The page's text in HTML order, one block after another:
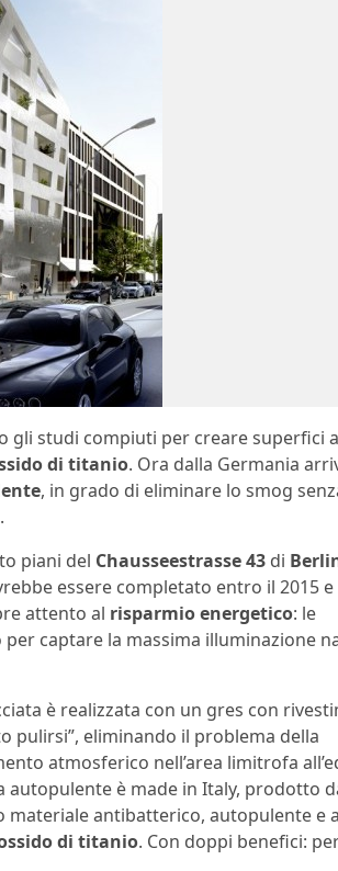
gli studi compiuti per creare superfici
di titanio. Ora dalla Germania
, in grado di eliminare lo smog
piani del Chausseestrasse 43 di
essere completato entro il 2015 e
attento al risparmio energetico: le
captare la massima illuminazione
è realizzata con un gres con
pulirsi”, eliminando il problema della
atmosferico nell’area limitrofa
autopulente è made in Italy, prodotto
materiale antibatterico, autopulente e
di titanio. Con doppi benefici: